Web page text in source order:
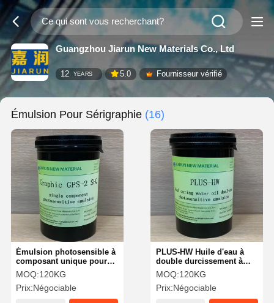
Guangzhou Jiarun New Materials Co., Ltd
12 YEARS 5.0 Fournisseur vérifié
Émulsion Pour Sérigraphie (16)
Émulsion photosensible à
composant unique pour
sérigraphie graphique
GPS-2 SBQ
MOQ:120KG
Prix:Négociable
PLUS-HW Huile d'eau à
double durcissement à
double usage émulsion
photosensible résistante
aux acides
MOQ:120KG
Prix:Négociable